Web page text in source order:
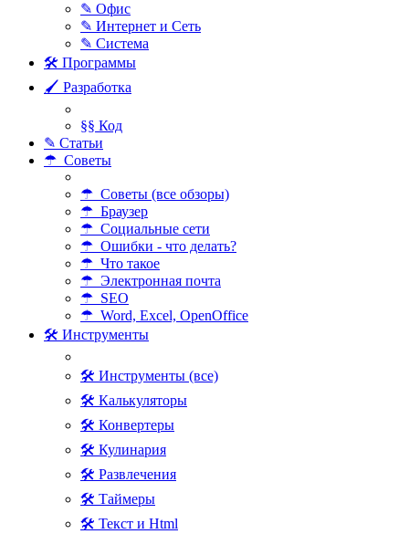
✎ Офис
✎ Интернет и Сеть
✎ Система
🛠 Программы
🖌 Разработка
§§ Код
✎ Статьи
☂ Советы
☂ Советы (все обзоры)
☂ Браузер
☂ Социальные сети
☂ Ошибки - что делать?
☂ Что такое
☂ Электронная почта
☂ SEO
☂ Word, Excel, OpenOffice
🛠 Инструменты
🛠 Инструменты (все)
🛠 Калькуляторы
🛠 Конвертеры
🛠 Кулинария
🛠 Развлечения
🛠 Таймеры
🛠 Текст и Html